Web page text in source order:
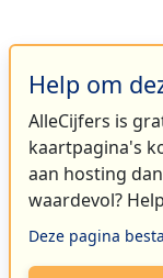
Help om
AlleCijfers is
kaartpagina's
aan hosting
waardevol?
Deze pagina